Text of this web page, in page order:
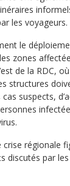
les voyageurs.
le
zones
de la RDC,
structures
suspects,
crise régionale
discutés par